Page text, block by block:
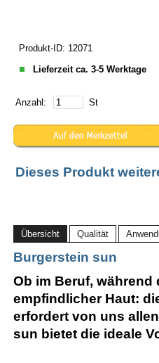
Produkt-ID: 12071
Lieferzeit ca. 3-5 Werktage
Anzahl: St
Dieses Produkt
Übersicht Qualität
Burgerstein sun
Ob im Beruf, während
empfindlicher Haut:
erfordert von uns
sun bietet die ideale